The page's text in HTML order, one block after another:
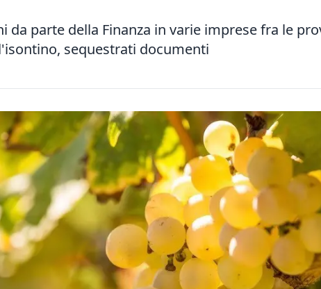
da parte della Finanza in varie imprese fra le
sequestrati documenti